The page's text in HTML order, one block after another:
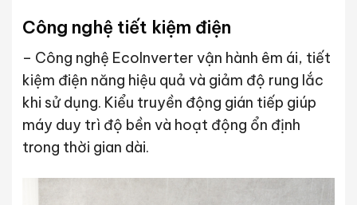
Công nghệ tiết kiệm điện
– Công nghệ EcoInverter vận hành êm ái, tiết
kiệm điện năng hiệu quả và giảm độ rung lắc
khi sử dụng. Kiểu truyền động gián tiếp giúp
máy duy trì độ bền và hoạt động ổn định
trong thời gian dài.